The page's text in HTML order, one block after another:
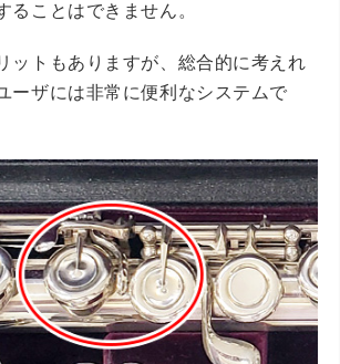
ることはできません。
ットもありますが、総合的に考えれ
ーザには非常に便利なシステムで